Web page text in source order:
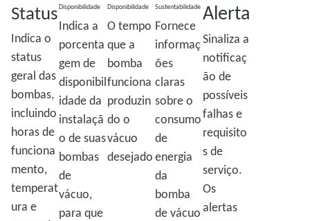
Status
Indica o
status
geral das
bombas,
incluindo
horas de
funciona
mento,
temperat
ura e
Disponibilidade
Indica a
porcenta
gem de
disponibil
idade da
instalaçã
o de suas
bombas
de
vácuo,
para que
Disponibilidade
O tempo
que a
bomba
funciona
produzin
do o
vácuo
desejado
Sustentabilidade
Fornece
informaç
ões
claras
sobre o
consumo
de
energia
da
bomba
de vácuo
Alerta
Sinaliza a
notificaç
ão de
possíveis
falhas e
requisito
s de
serviço.
Os
alertas